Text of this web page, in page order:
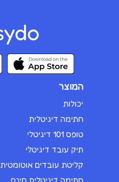
המוצר
יכולות
חתימה דיגיטלית
טופס 101 דיגיטלי
תיק עובד דיגיטלי
קליטת עובדים אוטומטית
חתימה דיגיטלית חינם